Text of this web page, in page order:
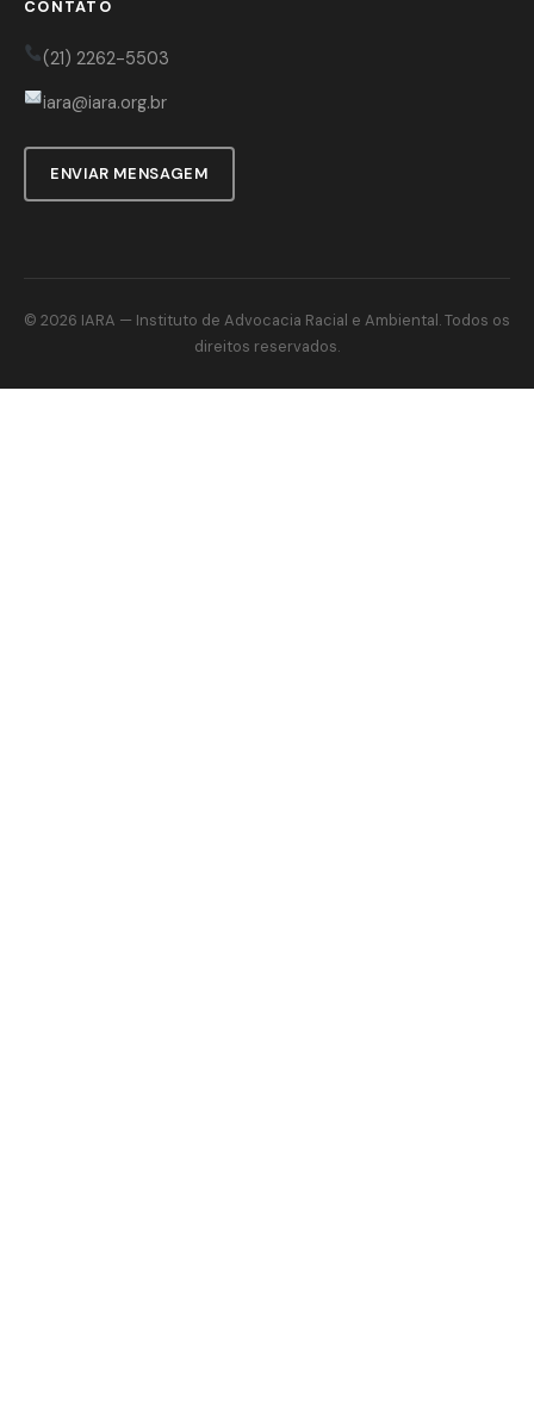
CONTATO
(21) 2262-5503
iara@iara.org.br
ENVIAR MENSAGEM
© 2026 IARA — Instituto de Advocacia Racial e Ambiental. Todos os
direitos reservados.